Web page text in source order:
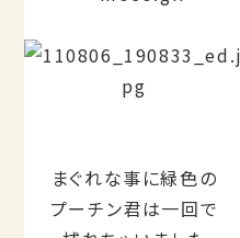
まぐれな事に緑色の
プーチン君は一回で